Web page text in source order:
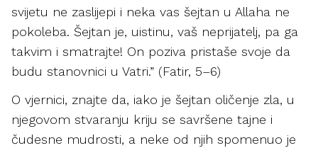
svijetu ne zaslijepi i neka vas šejtan u Allaha ne
pokoleba. Šejtan je, uistinu, vaš neprijatelj, pa ga
takvim i smatrajte! On poziva pristaše svoje da
budu stanovnici u Vatri.” (Fatir, 5–6)
O vjernici, znajte da, iako je šejtan oličenje zla, u
njegovom stvaranju kriju se savršene tajne i
čudesne mudrosti, a neke od njih spomenuo je